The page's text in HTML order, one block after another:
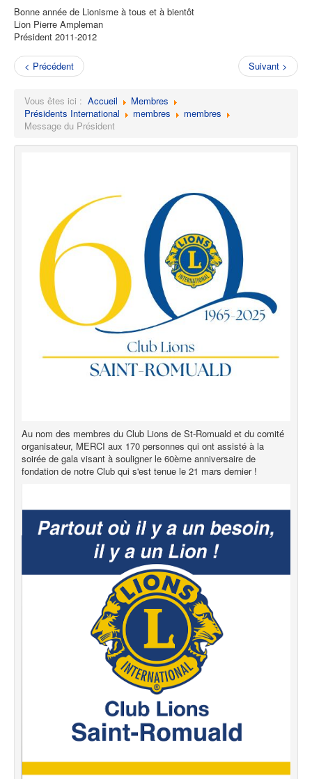
Bonne année de Lionisme à tous et à bientôt
Lion Pierre Ampleman
Président 2011-2012
< Précédent Suivant >
Vous êtes ici : Accueil
Membres
Présidents International
membres
membres
Message du Président
Au nom des membres du Club Lions de St-Romuald et du comité
organisateur, MERCI aux 170 personnes qui ont assisté à la
soirée de gala visant à souligner le 60ème anniversaire de
fondation de notre Club qui s'est tenue le 21 mars dernier !